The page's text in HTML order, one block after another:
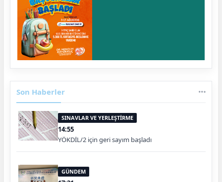
Son Haberler
SINAVLAR VE YERLEŞTİRME
14:55
YÖKDİL/2 için geri sayım başladı
GÜNDEM